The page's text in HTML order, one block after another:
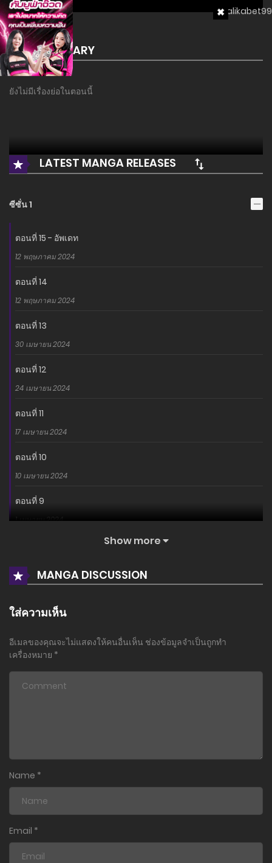
SUMMARY
ยังไม่มีเรื่องย่อในตอนนี้
LATEST MANGA RELEASES
ซีซั่น 1
ตอนที่ 15 - อัพเดท
12 พฤษภาคม 2024
ตอนที่ 14
12 พฤษภาคม 2024
ตอนที่ 13
30 เมษายน 2024
ตอนที่ 12
24 เมษายน 2024
ตอนที่ 11
17 เมษายน 2024
ตอนที่ 10
10 เมษายน 2024
ตอนที่ 9
1 เมษายน 2024
ตอนที่ 7
26 กุมภาพันธ์ 2024
25 กุมภาพันธ์ 2024
ตอนที่ 4.3
ตอนที่ 4.2
17 มกราคม 2023
ตอนที่ 4.1
Show more
MANGA DISCUSSION
ใส่ความเห็น
อีเมลของคุณจะไม่แสดงให้คนอื่นเห็น ช่องข้อมูลจำเป็นถูกทำ
เครื่องหมาย *
Name *
Email *